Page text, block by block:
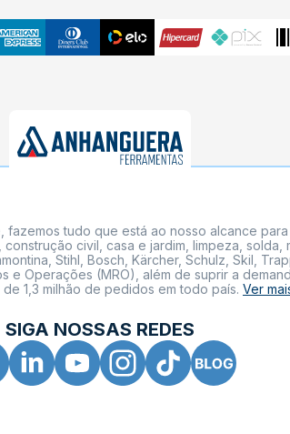
tudo que está ao nosso alcance
civil, casa e jardim, limpeza,
Stihl, Bosch, Kärcher, Schulz, Skil,
Operações (MRO), além de suprir a
1,3 milhão de pedidos em todo país. Ver
SIGA NOSSAS REDES